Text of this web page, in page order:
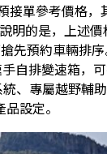
接單參考價格
的是，上述
先預約車輛排
自排變速箱，
統、專屬越野
設定。